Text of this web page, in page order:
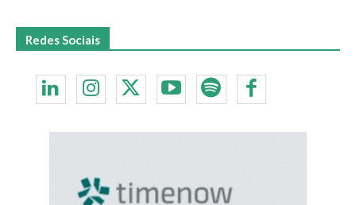
Redes Sociais